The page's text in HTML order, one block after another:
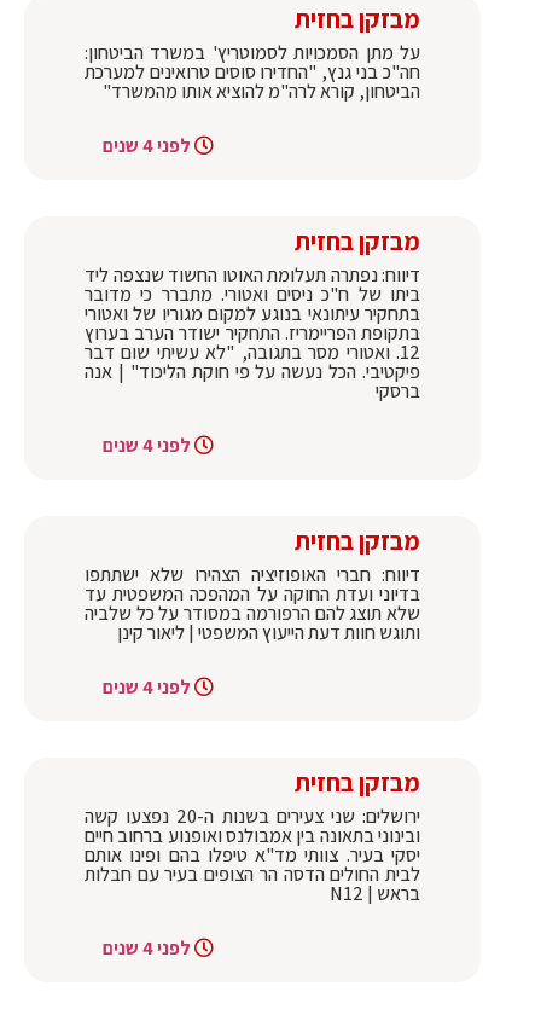
מבזקן בחזית
על מתן הסמכויות לסמוטריץ' במשרד הביטחון:
חה"כ בני גנץ, "החדירו סוסים טרואינים למערכת
הביטחון, קורא לרה"מ להוציא אותו מהמשרד"
לפני 4 שנים
מבזקן בחזית
דיווח: נפתרה תעלומת האוטו החשוד שנצפה ליד
ביתו של ח"כ ניסים ואטורי. מתברר כי מדובר
בתחקיר עיתונאי בנוגע למקום מגוריו של ואטורי
בתקופת הפריימריז. התחקיר ישודר הערב בערוץ
12. ואטורי מסר בתגובה, "לא עשיתי שום דבר
פיקטיבי. הכל נעשה על פי חוקת הליכוד" | אנה
ברסקי
לפני 4 שנים
מבזקן בחזית
דיווח: חברי האופוזיציה הצהירו שלא ישתתפו
בדיוני ועדת החוקה על המהפכה המשפטית עד
שלא תוצג להם הרפורמה במסודר על כל שלביה
ותוגש חוות דעת הייעוץ המשפטי | ליאור קינן
לפני 4 שנים
מבזקן בחזית
ירושלים: שני צעירים בשנות ה-20 נפצעו קשה
ובינוני בתאונה בין אמבולנס ואופנוע ברחוב חיים
יסקי בעיר. צוותי מד"א טיפלו בהם ופינו אותם
לבית החולים הדסה הר הצופים בעיר עם חבלות
בראש | N12
לפני 4 שנים